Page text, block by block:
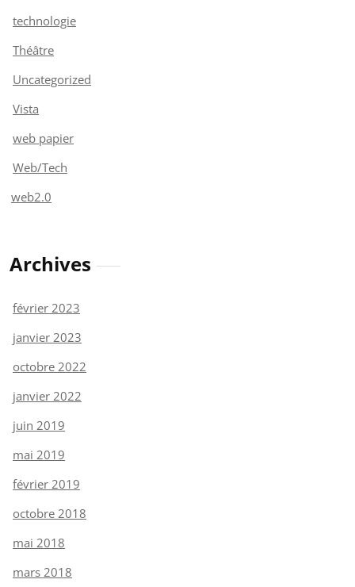
technologie
Théâtre
Uncategorized
Vista
web papier
Web/Tech
web2.0
Archives
février 2023
janvier 2023
octobre 2022
janvier 2022
juin 2019
mai 2019
février 2019
octobre 2018
mai 2018
mars 2018